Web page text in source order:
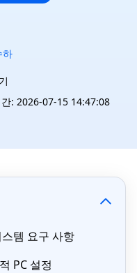
하
: 2026-07-15 14:47:08
템 요구 사항
PC 설정